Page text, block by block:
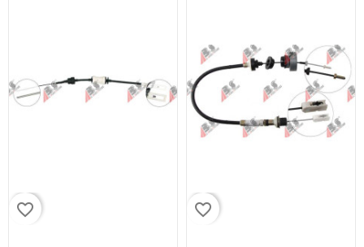
favorite_border favorite_border